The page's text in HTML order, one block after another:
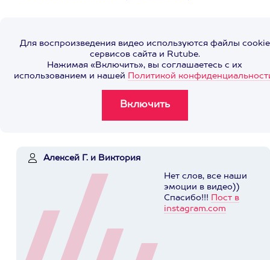
Для воспроизведения видео используются файлы cookie
сервисов сайта и Rutube.
Нажимая «Включить», вы соглашаетесь с их
использованием и нашей Политикой
Алексей Г. и Виктория
Нет слов, все наши
эмоции в видео))
Спасибо!!! Пост в
instagram.com